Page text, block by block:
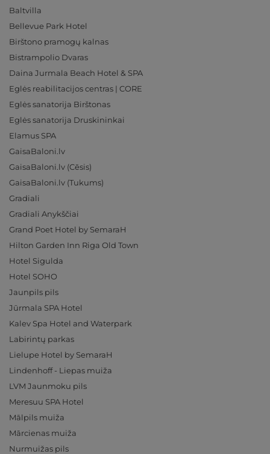
Baltvilla
Bellevue Park Hotel
Birštono pramogų kalnas
Bistrampolio Dvaras
Daina Jurmala Beach Hotel & SPA
Eglės reabilitacijos centras | CORE
Eglės sanatorija Birštonas
Eglės sanatorija Druskininkai
Elamus SPA
GaisaBaloni.lv
GaisaBaloni.lv (Cēsis)
GaisaBaloni.lv (Tukums)
Gradiali
Gradiali Anykščiai
Grand Poet Hotel by SemaraH
Hilton Garden Inn Riga Old Town
Hotel Sigulda
Hotel SOHO
Jaunpils pils
Jūrmala SPA Hotel
Kalev Spa Hotel and Waterpark
Labirintų parkas
Lielupe Hotel by SemaraH
Lindenhoff - Liepas muiža
LVM Jaunmoku pils
Meresuu SPA Hotel
Mālpils muiža
Mārcienas muiža
Nurmuižas pils